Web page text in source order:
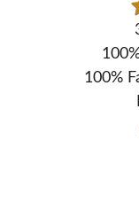
100%